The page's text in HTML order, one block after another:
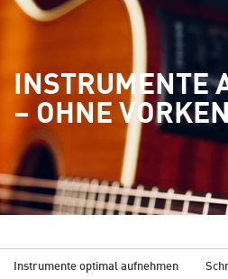
INSTRUMENTE
– OHNE
Instrumente optimal aufnehmen